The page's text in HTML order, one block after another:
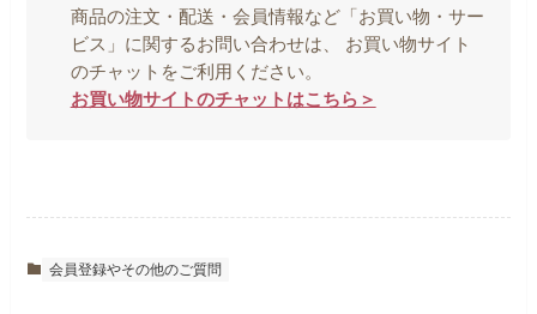
商品の注文・配送・会員情報など「お買い物・サー
ビス」に関するお問い合わせは、 お買い物サイト
のチャットをご利用ください。
お買い物サイトのチャットはこちら＞
会員登録やその他のご質問